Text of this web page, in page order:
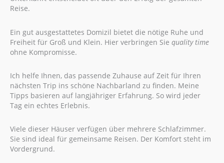
Reise.
Ein gut ausgestattetes Domizil bietet die nötige Ruhe und
Freiheit für Groß und Klein. Hier verbringen Sie quality time
ohne Kompromisse.
Ich helfe Ihnen, das passende Zuhause auf Zeit für Ihren
nächsten Trip ins schöne Nachbarland zu finden. Meine
Tipps basieren auf langjähriger Erfahrung. So wird jeder
Tag ein echtes Erlebnis.
Viele dieser Häuser verfügen über mehrere Schlafzimmer.
Sie sind ideal für gemeinsame Reisen. Der Komfort steht im
Vordergrund.